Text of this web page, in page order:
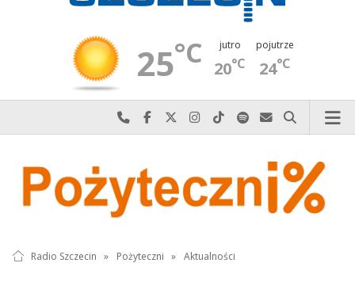
25°C jutro
20°C
pojutrze
24°C
Najlepiej po prostu do nas zadzwoń
Odwiedź nas na Facebook-u
Odwiedź nas na X
Odwiedź nas na Instagram-ie
Odwiedź nas na TikTok-u
Szukaj nas na Spotify
Wyślij do nas
Szukaj
Radio Szczecin » Pożyteczni » Aktualności